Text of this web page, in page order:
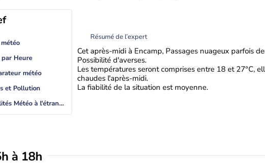
Heure
météo
et Pollution
Actualités Météo à l'étranger
Résumé de l’expert
Cet après-midi à Encamp, Passages nuageux parfois
Possibilité d'averses.
Les températures seront comprises entre 18 et 27°C,
chaudes l'après-midi.
La fiabilité de la situation est moyenne.
à 18h